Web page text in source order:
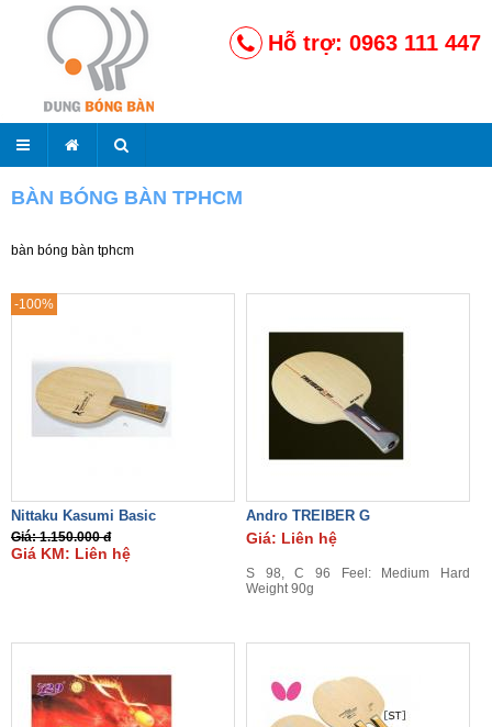
Hỗ trợ: 0963 111 447
BÀN BÓNG BÀN TPHCM
bàn bóng bàn tphcm
-100%
Nittaku Kasumi Basic
Giá: 1.150.000 đ
Giá KM: Liên hệ
Andro TREIBER G
Giá: Liên hệ
S 98, C 96 Feel: Medium Hard
Weight 90g